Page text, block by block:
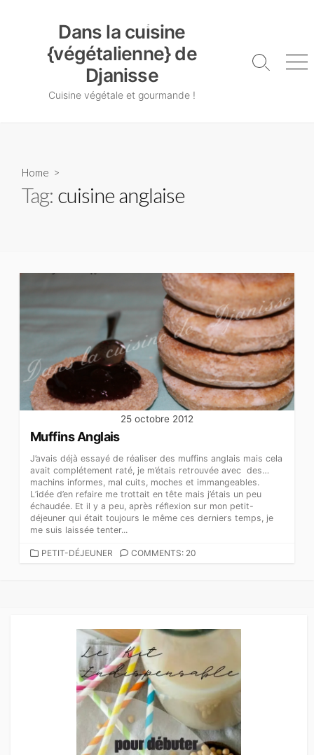
Dans la cuisine
{végétalienne} de
Djanisse
Cuisine végétale et gourmande !
Search
Home >
Tag: cuisine anglaise
25 octobre 2012
Muffins Anglais
J’avais déjà essayé de réaliser des muffins anglais mais cela
avait complétement raté, je m’étais retrouvée avec des…
machins informes, mal cuits, moches et immangeables.
L’idée d’en refaire me trottait en tête mais j’étais un peu
échaudée. Et il y a peu, après réflexion sur mon petit-
déjeuner qui était toujours le même ces derniers temps, je
me suis laissée tenter...
CATEGORIES
PETIT-DÉJEUNER COMMENTS: 20